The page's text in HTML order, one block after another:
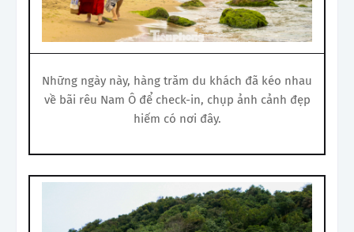
Những ngày này, hàng trăm du khách đã kéo nhau
về bãi rêu Nam Ô để check-in, chụp ảnh cảnh đẹp
hiếm có nơi đây.